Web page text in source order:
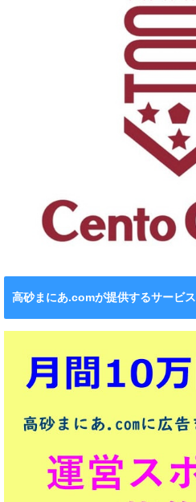
高砂まにあ.comが提供するサービス